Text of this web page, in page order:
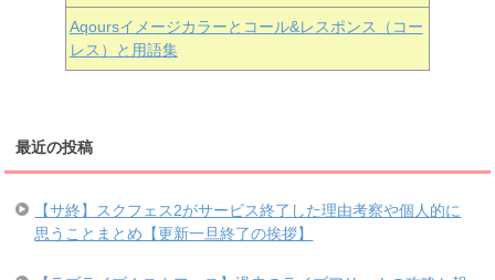
Aqoursイメージカラーとコール&レスポンス（コー
レス）と用語集
最近の投稿
【サ終】スクフェス2がサービス終了した理由考察や個人的に
思うことまとめ【更新一旦終了の挨拶】